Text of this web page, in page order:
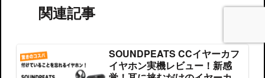
関連記事
SOUNDPEATS CCイヤーカフ
イヤホン実機レビュー！新感